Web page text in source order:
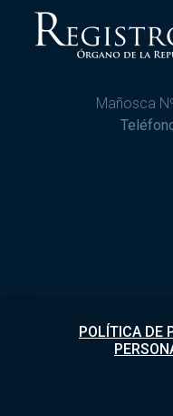
Mañosca
POLÍTICA DE